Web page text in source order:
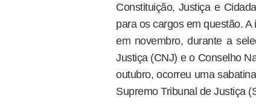
Constituição, Justiça e
para os cargos em questão.
em novembro, durante a
Justiça (CNJ) e o Conselho
outubro, ocorreu uma
Supremo Tribunal de Justiça